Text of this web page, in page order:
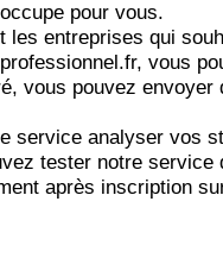
pour vous.
les entreprises qui
vous
vous pouvez envoyer
service analyser vos
tester notre service
après inscription